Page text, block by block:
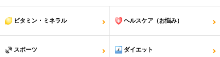
ビタミン・ミネラル ヘルスケア（お悩み）
スポーツ ダイエット